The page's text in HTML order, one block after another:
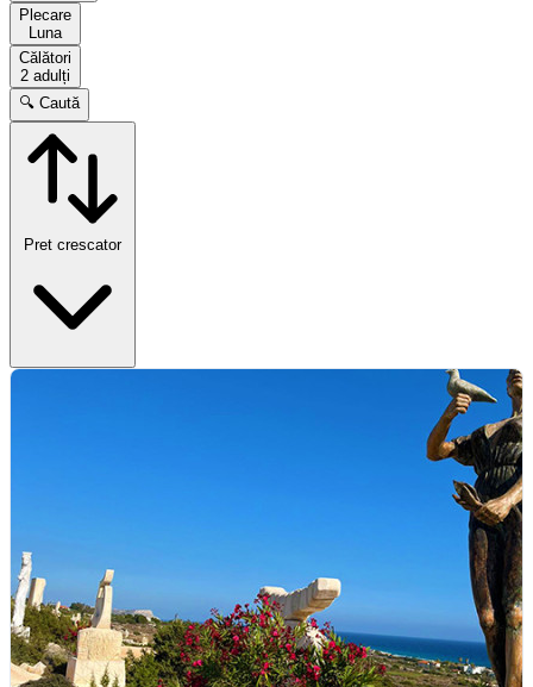
Plecare
Luna
Călători
2 adulți
🔍 Caută
Pret crescator